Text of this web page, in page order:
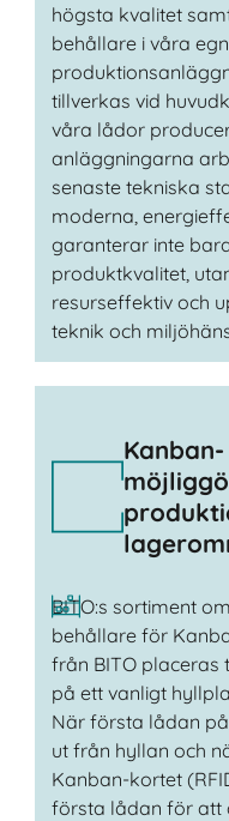
högsta kvalitet
behållare i våra
tillverkas vid
våra lådor
anläggningarna
senaste tekniska
moderna,
garanterar inte
produktkvalitet,
resurseffektiv och
teknik och
BITO:s sortiment
behållare för
från BITO
på ett vanligt
När första lådan
ut från hyllan och
Kanban-kortet
första lådan för att